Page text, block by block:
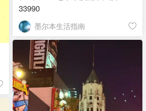
33990
墨尔本生活指南